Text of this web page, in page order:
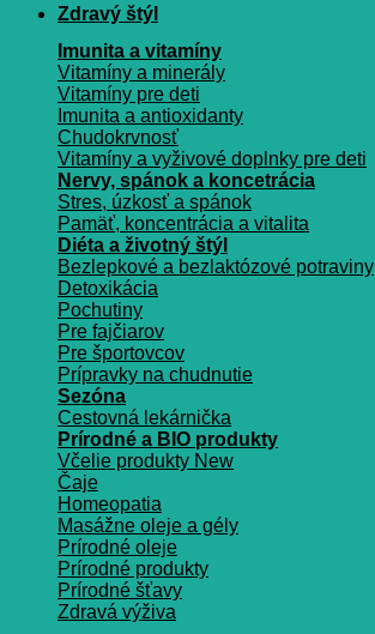
Zdravý štýl
Imunita a vitamíny
Vitamíny a minerály
Vitamíny pre deti
Imunita a antioxidanty
Chudokrvnosť
Vitamíny a vyživové doplnky pre deti
Nervy, spánok a koncetrácia
Stres, úzkosť a spánok
Pamäť, koncentrácia a vitalita
Diéta a životný štýl
Bezlepkové a bezlaktózové potraviny
Detoxikácia
Pochutiny
Pre fajčiarov
Pre športovcov
Prípravky na chudnutie
Sezóna
Cestovná lekárnička
Prírodné a BIO produkty
Včelie produkty
Čaje
Homeopatia
Masážne oleje a gély
Prírodné oleje
Prírodné produkty
Prírodné šťavy
Zdravá výživa